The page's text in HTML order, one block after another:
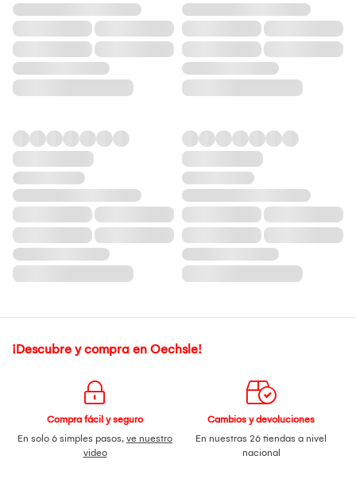
¡Descubre y compra en Oechsle!
Compra fácil y seguro
En solo 6 simples pasos, ve nuestro
video
Cambios y devoluciones
En nuestras 26 tiendas a nivel
nacional